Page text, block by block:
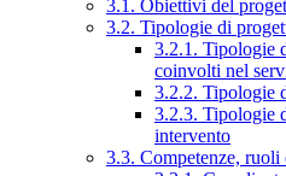
3.1. Obiettivi del
3.2. Tipologie di
3.2.1. Tipologie
coinvolti nel
3.2.2. Tipologie
3.2.3. Tipologie
intervento
3.3. Competenze,